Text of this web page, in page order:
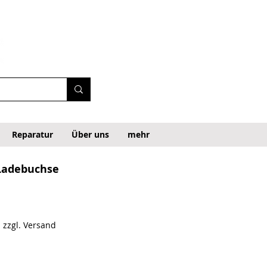
Reparatur Über uns mehr
zzgl. Versand